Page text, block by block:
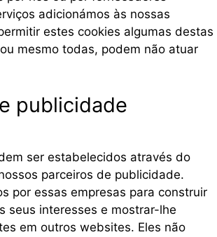
adicionámos às nossas
estes cookies algumas destas
mesmo todas, podem não atuar
publicidade
ser estabelecidos através do
parceiros de publicidade.
por essas empresas para construir
seus interesses e mostrar-lhe
em outros websites. Eles não